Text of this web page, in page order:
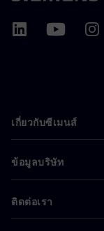
เกี่ยวกับซีเมนส์
ข้อมูลบริษัท
ติดต่อเรา